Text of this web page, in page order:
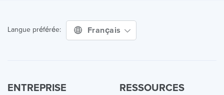
Langue préférée: Français
ENTREPRISE RESSOURCES